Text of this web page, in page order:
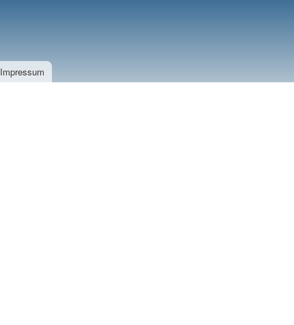
Impressum